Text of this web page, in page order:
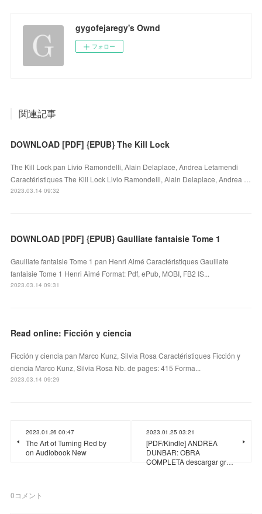
gygofejaregy's Ownd
フォロー
関連記事
DOWNLOAD [PDF] {EPUB} The Kill Lock
The Kill Lock pan Livio Ramondelli, Alain Delaplace, Andrea Letamendi
Caractéristiques The Kill Lock Livio Ramondelli, Alain Delaplace, Andrea …
2023.03.14 09:32
DOWNLOAD [PDF] {EPUB} Gaulliate fantaisie Tome 1
Gaulliate fantaisie Tome 1 pan Henri Aimé Caractéristiques Gaulliate
fantaisie Tome 1 Henri Aimé Format: Pdf, ePub, MOBI, FB2 IS...
2023.03.14 09:31
Read online: Ficción y ciencia
Ficción y ciencia pan Marco Kunz, Silvia Rosa Caractéristiques Ficción y
ciencia Marco Kunz, Silvia Rosa Nb. de pages: 415 Forma...
2023.03.14 09:29
2023.01.26 00:47
The Art of Turning Red by
on Audiobook New
2023.01.25 03:21
[PDF/Kindle] ANDREA
DUNBAR: OBRA
COMPLETA descargar gr…
0コメント